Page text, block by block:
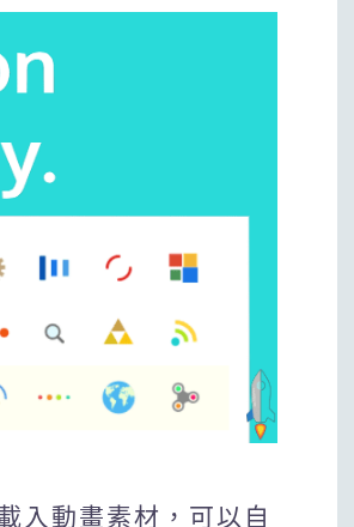
入動畫素材，可以自